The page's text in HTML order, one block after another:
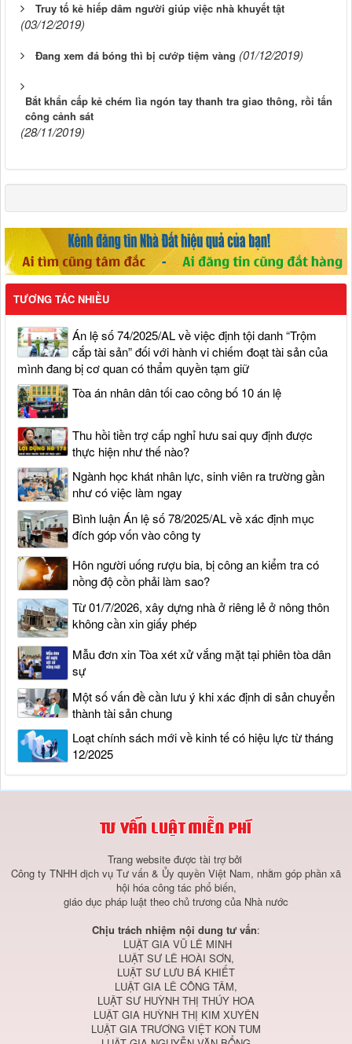
Truy tố kẻ hiếp dâm người giúp việc nhà khuyết tật
(03/12/2019)
Đang xem đá bóng thì bị cướp tiệm vàng (01/12/2019)
Bắt khẩn cấp kẻ chém lìa ngón tay thanh tra giao thông, rồi tấn
công cảnh sát
(28/11/2019)
TƯƠNG TÁC NHIỀU
Án lệ số 74/2025/AL về việc định tội danh “Trộm
cắp tài sản” đối với hành vi chiếm đoạt tài sản của
mình đang bị cơ quan có thẩm quyền tạm giữ
Tòa án nhân dân tối cao công bố 10 án lệ
Thu hồi tiền trợ cấp nghỉ hưu sai quy định được
thực hiện như thế nào?
Ngành học khát nhân lực, sinh viên ra trường gần
như có việc làm ngay
Bình luận Án lệ số 78/2025/AL về xác định mục
đích góp vốn vào công ty
Hôn người uống rượu bia, bị công an kiểm tra có
nồng độ cồn phải làm sao?
Từ 01/7/2026, xây dựng nhà ở riêng lẻ ở nông thôn
không cần xin giấy phép
Mẫu đơn xin Tòa xét xử vắng mặt tại phiên tòa dân
sự
Một số vấn đề cần lưu ý khi xác định di sản chuyển
thành tài sản chung
Loạt chính sách mới về kinh tế có hiệu lực từ tháng
12/2025
Trang website được tài trợ bởi
Công ty TNHH dịch vụ Tư vấn & Ủy quyền Việt Nam, nhằm góp phần xã
hội hóa công tác phổ biến,
giáo dục pháp luật theo chủ trương của Nhà nước
Chịu trách nhiệm nội dung tư vấn:
LUẬT GIA VŨ LÊ MINH
LUẬT SƯ LÊ HOÀI SƠN,
LUẬT SƯ LƯU BÁ KHIẾT
LUẬT GIA LÊ CÔNG TÂM,
LUẬT SƯ HUỲNH THỊ THÚY HOA
LUẬT GIA HUỲNH THỊ KIM XUYÊN
LUẬT GIA TRƯƠNG VIỆT KON TUM